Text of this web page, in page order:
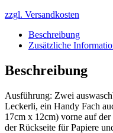
zzgl. Versandkosten
Beschreibung
Zusätzliche
Beschreibung
Ausführung: Zwei
Leckerli, ein Handy Fach
17cm x 12cm) vorne auf
der Rückseite für Papiere